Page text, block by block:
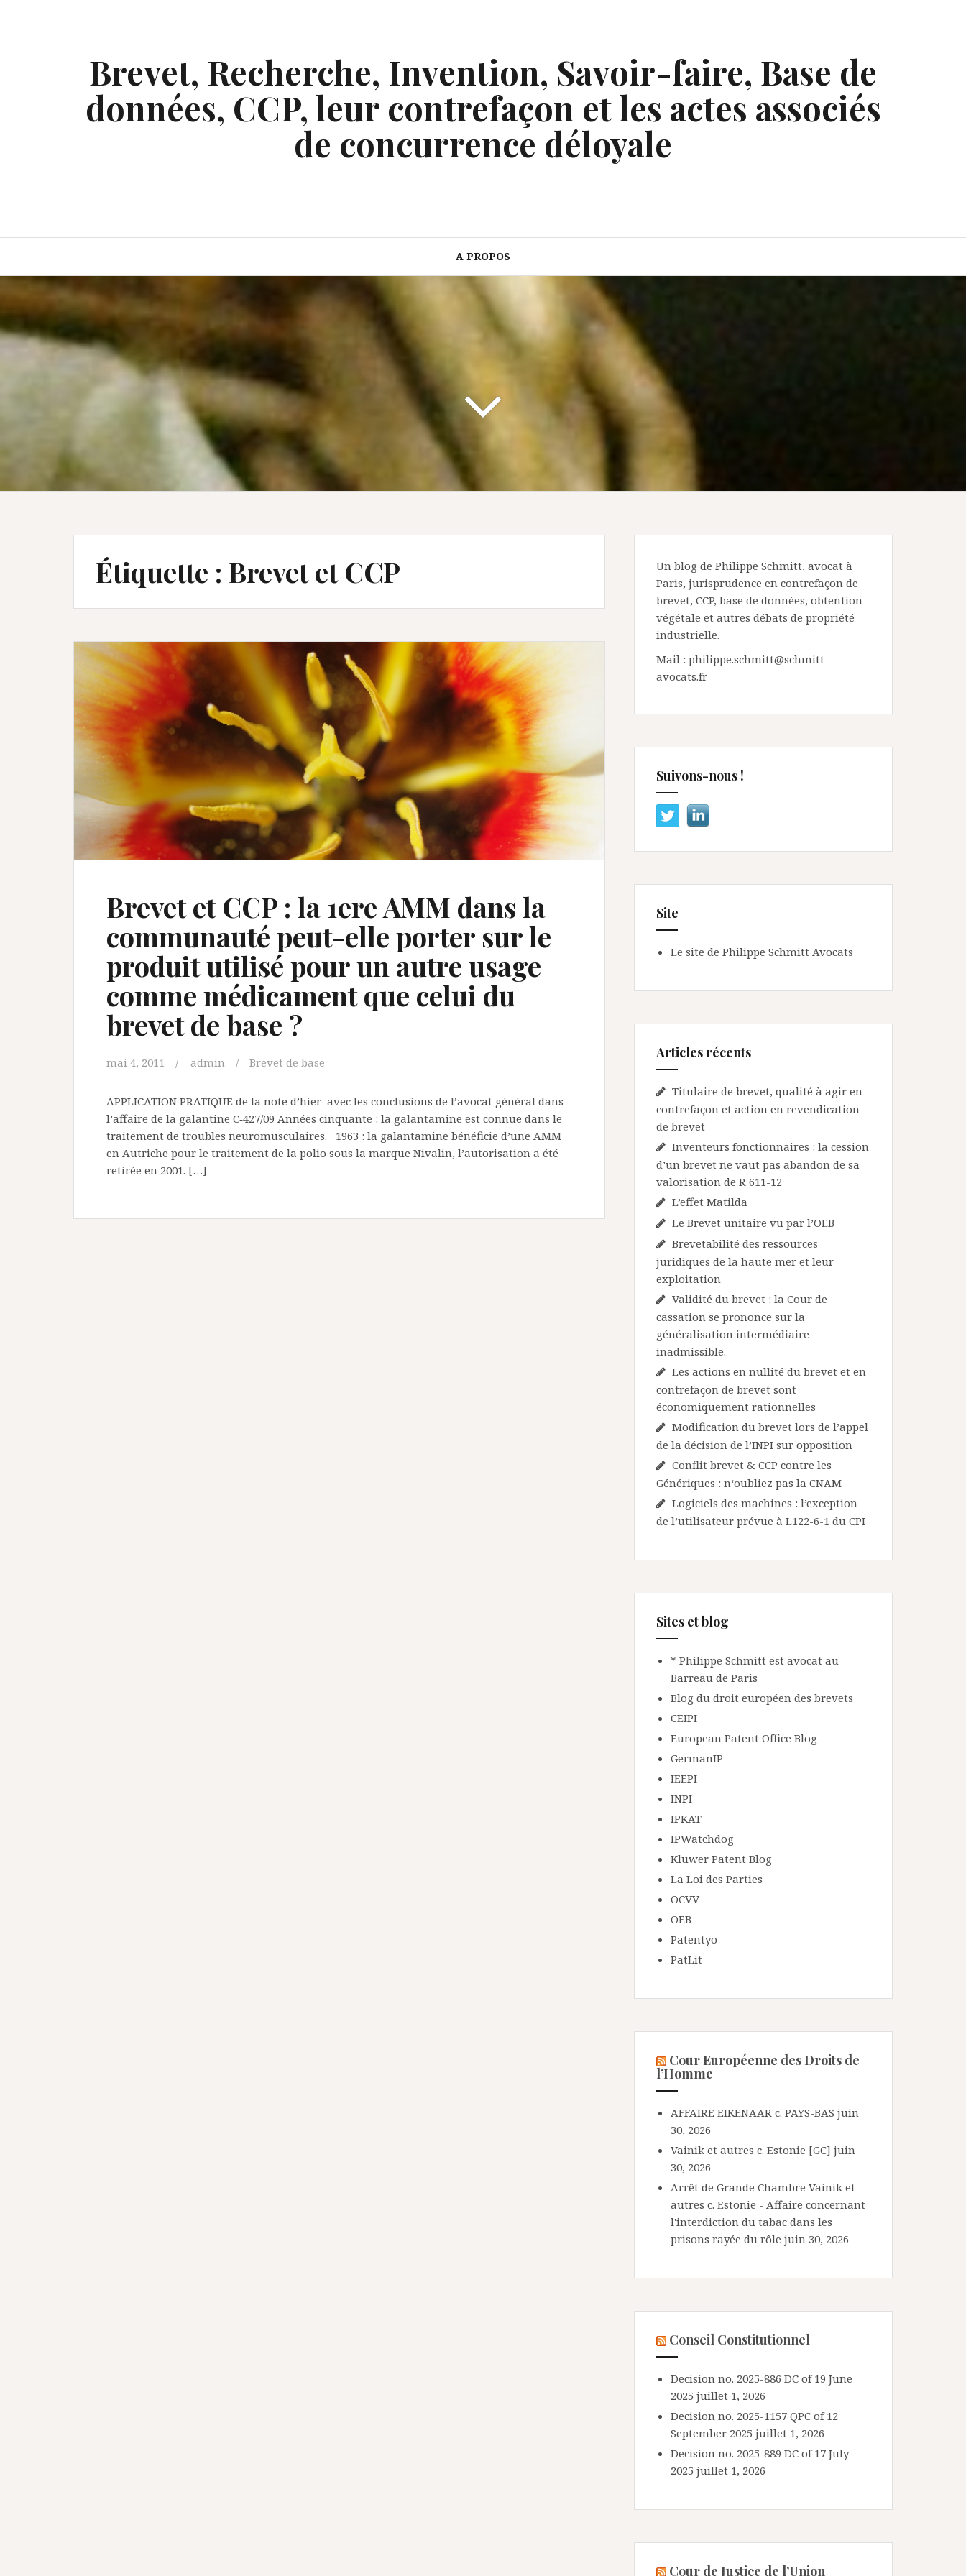
Brevet, Recherche, Invention, Savoir-faire, Base de
données, CCP, leur contrefaçon et les actes associés
de concurrence déloyale
A PROPOS
Étiquette : Brevet et CCP
Brevet et CCP : la 1ere AMM dans la
communauté peut-elle porter sur le
produit utilisé pour un autre usage
comme médicament que celui du
brevet de base ?
mai 4, 2011 admin Brevet de base
APPLICATION PRATIQUE de la note d’hier avec les conclusions de l’avocat général dans
l’affaire de la galantine C‑427/09 Années cinquante : la galantamine est connue dans le
traitement de troubles neuromusculaires. 1963 : la galantamine bénéficie d’une AMM
en Autriche pour le traitement de la polio sous la marque Nivalin, l’autorisation a été
retirée en 2001. […]
Un blog de Philippe Schmitt, avocat à
Paris, jurisprudence en contrefaçon de
brevet, CCP, base de données, obtention
végétale et autres débats de propriété
industrielle.
Mail : philippe.schmitt@schmitt-
avocats.fr
Suivons-nous !
Site
Le site de Philippe Schmitt Avocats
Articles récents
Titulaire de brevet, qualité à agir en
contrefaçon et action en revendication
de brevet
Inventeurs fonctionnaires : la cession
d’un brevet ne vaut pas abandon de sa
valorisation de R 611-12
L’effet Matilda
Le Brevet unitaire vu par l’OEB
Brevetabilité des ressources
juridiques de la haute mer et leur
exploitation
Validité du brevet : la Cour de
cassation se prononce sur la
généralisation intermédiaire
inadmissible.
Les actions en nullité du brevet et en
contrefaçon de brevet sont
économiquement rationnelles
Modification du brevet lors de l’appel
de la décision de l’INPI sur opposition
Conflit brevet & CCP contre les
Génériques : n‘oubliez pas la CNAM
Logiciels des machines : l’exception
de l’utilisateur prévue à L122-6-1 du CPI
Sites et blog
* Philippe Schmitt est avocat au
Barreau de Paris
Blog du droit européen des brevets
CEIPI
European Patent Office Blog
GermanIP
IEEPI
INPI
IPKAT
IPWatchdog
Kluwer Patent Blog
La Loi des Parties
OCVV
OEB
Patentyo
PatLit
Cour Européenne des Droits de
l’Homme
AFFAIRE EIKENAAR c. PAYS-BAS juin
30, 2026
Vainik et autres c. Estonie [GC] juin
30, 2026
Arrêt de Grande Chambre Vainik et
autres c. Estonie - Affaire concernant
l'interdiction du tabac dans les
prisons rayée du rôle juin 30, 2026
Conseil Constitutionnel
Decision no. 2025-886 DC of 19 June
2025 juillet 1, 2026
Decision no. 2025-1157 QPC of 12
September 2025 juillet 1, 2026
Decision no. 2025-889 DC of 17 July
2025 juillet 1, 2026
Cour de Justice de l’Union